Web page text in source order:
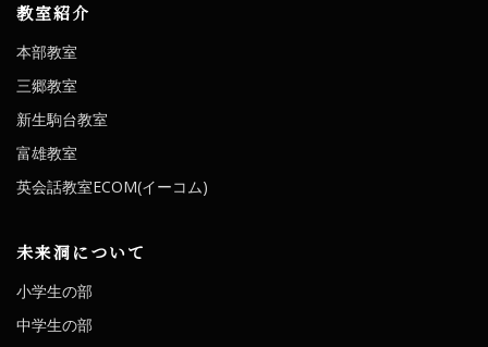
教室紹介
本部教室
三郷教室
新生駒台教室
富雄教室
英会話教室ECOM(イーコム)
未来洞について
小学生の部
中学生の部